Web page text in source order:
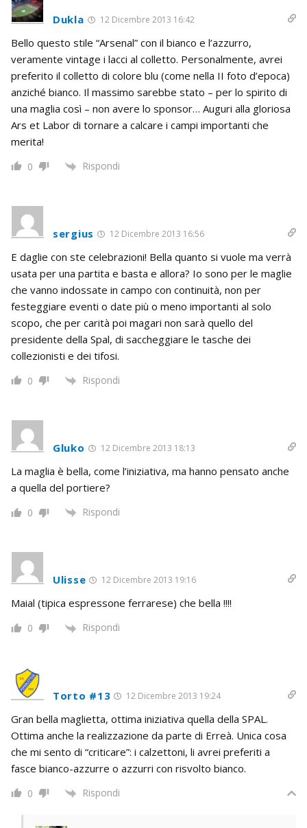
Dukla 12 Dicembre 2013 16:42
Bello questo stile “Arsenal” con il bianco e l’azzurro,
veramente vintage i lacci al colletto. Personalmente, avrei
preferito il colletto di colore blu (come nella II foto d’epoca)
anziché bianco. Il massimo sarebbe stato – per lo spirito di
una maglia così – non avere lo sponsor… Auguri alla gloriosa
Ars et Labor di tornare a calcare i campi importanti che
merita!
0 Rispondi
sergius 12 Dicembre 2013 16:56
E daglie con ste celebrazioni! Bella quanto si vuole ma verrà
usata per una partita e basta e allora? Io sono per le maglie
che vanno indossate in campo con continuità, non per
festeggiare eventi o date più o meno importanti al solo
scopo, che per carità poi magari non sarà quello del
presidente della Spal, di saccheggiare le tasche dei
collezionisti e dei tifosi.
0 Rispondi
Gluko 12 Dicembre 2013 18:13
La maglia è bella, come l’iniziativa, ma hanno pensato anche
a quella del portiere?
0 Rispondi
Ulisse 12 Dicembre 2013 19:16
Maial (tipica espressone ferrarese) che bella !!!!
0 Rispondi
Torto #13 12 Dicembre 2013 19:24
Gran bella maglietta, ottima iniziativa quella della SPAL.
Ottima anche la realizzazione da parte di Erreà. Unica cosa
che mi sento di “criticare”: i calzettoni, li avrei preferiti a
fasce bianco-azzurre o azzurri con risvolto bianco.
0 Rispondi